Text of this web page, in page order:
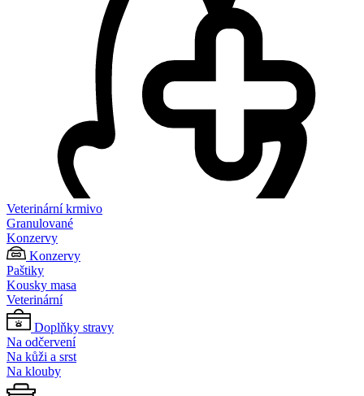
Veterinární krmivo
Granulované
Konzervy
Konzervy
Paštiky
Kousky masa
Veterinární
Doplňky stravy
Na odčervení
Na kůži a srst
Na klouby